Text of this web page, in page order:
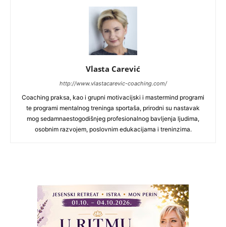
Vlasta Carević
http://www.vlastacarevic-coaching.com/
Coaching praksa, kao i grupni motivacijski i mastermind programi
te programi mentalnog treninga sportaša, prirodni su nastavak
mog sedamnaestogodišnjeg profesionalnog bavljenja ljudima,
osobnim razvojem, poslovnim edukacijama i treninzima.